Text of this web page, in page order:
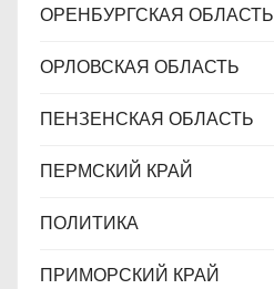
ОРЕНБУРГСКАЯ ОБЛАСТЬ
ОРЛОВСКАЯ ОБЛАСТЬ
ПЕНЗЕНСКАЯ ОБЛАСТЬ
ПЕРМСКИЙ КРАЙ
ПОЛИТИКА
ПРИМОРСКИЙ КРАЙ